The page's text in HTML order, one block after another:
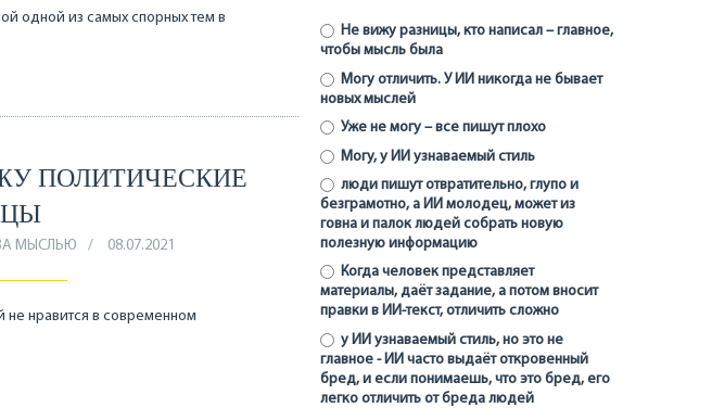
одной из самых спорных тем в
ПОЛИТИЧЕСКИЕ
МЫСЛЬЮ 08.07.2021
не нравится в современном
Не вижу разницы, кто написал – главное,
чтобы мысль была
Могу отличить. У ИИ никогда не бывает
новых мыслей
Уже не могу – все пишут плохо
Могу, у ИИ узнаваемый стиль
люди пишут отвратительно, глупо и
безграмотно, а ИИ молодец, может из
говна и палок людей собрать новую
полезную информацию
Когда человек представляет
материалы, даёт задание, а потом вносит
правки в ИИ-текст, отличить сложно
у ИИ узнаваемый стиль, но это не
главное - ИИ часто выдаёт откровенный
бред, и если понимаешь, что это бред, его
легко отличить от бреда людей